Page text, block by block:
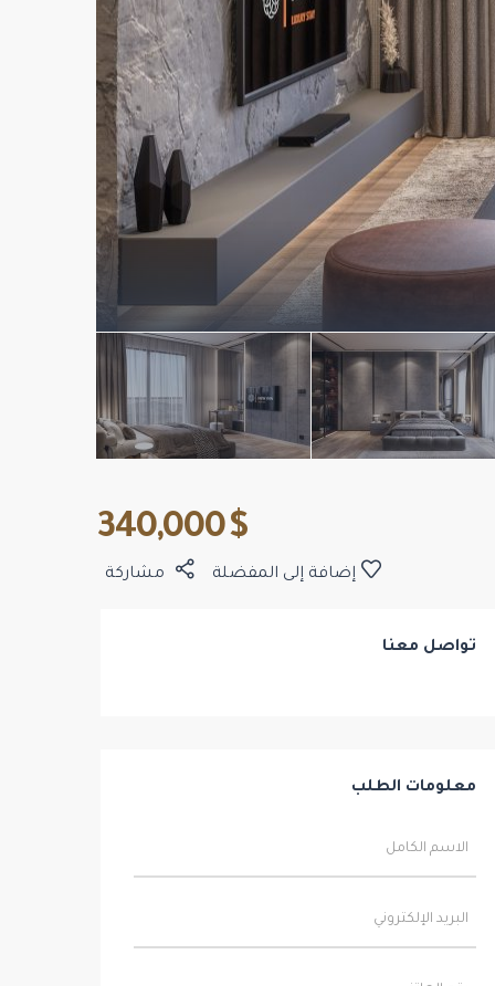
$ 340,000
مشاركة إضافة إلى المفضلة
تواصل معنا
معلومات الطلب